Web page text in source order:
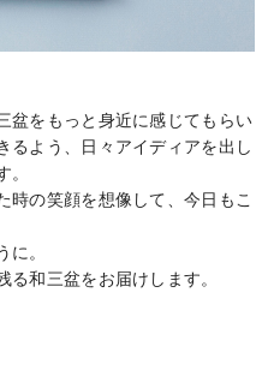
盆をもっと身近に感じてもらい
るよう、日々アイディアを出し
。
時の笑顔を想像して、今日もこ
に。
和三盆をお届けします。​​